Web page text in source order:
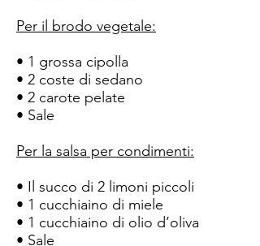
Per il brodo vegetale:
• 1 grossa cipolla
• 2 coste di sedano
• 2 carote pelate
• Sale
Per la salsa per condimenti:
• Il succo di 2 limoni piccoli
• 1 cucchiaino di miele
• 1 cucchiaino di olio d’oliva
• Sale